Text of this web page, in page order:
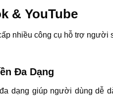
& YouTube
nhiều công cụ hỗ trợ
Đa Dạng
dạng giúp người dùng dễ